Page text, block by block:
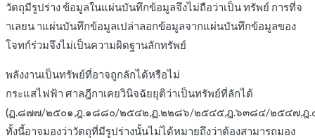
วัตถุมีรูปร่าง ข้อมูลในแผ่นบันทึกข้อมูลจึงไม่ถือว่าเป็น ทรัพย์ การที่จ
าเลยน าแผ่นบันทึกข้อมูลเปล่าลอกข้อมูลจากแผ่นบันทึกข้อมูลของ
โจทก์ร่วมจึงไม่เป็นความผิดฐานลักทรัพย์
พลังงานเป็นทรัพย์ที่อาจถูกลักได้หรือไม่
กระแสไฟฟ้า ศาลฎีกาเคยวินิจฉัยยุติว่าเป็นทรัพย์ที่ลักได้
(ฏ.๘๗๗/๒๕๐๑,ฎ.๑๘๘๐/๒๕๔๒,ฏ.๒๒๘๖/๒๕๔๕,ฎ.๖๓๘๔/๒๕๔๗,ฎ
ทั้งนี้อาจมองว่าวัตถุที่มีรูปร่างนั้นไม่ได้หมายถึงว่าต้องสามารถมอง